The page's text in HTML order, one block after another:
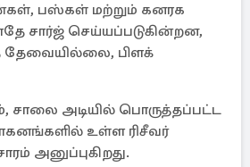
பஸ்கள் மற்றும் கனரக
சார்ஜ் செய்யப்படுகின்றன,
தேவையில்லை, பிளக்
சாலை அடியில் பொருத்தப்பட்ட
உள்ள ரிசீவர்
அனுப்புகிறது.